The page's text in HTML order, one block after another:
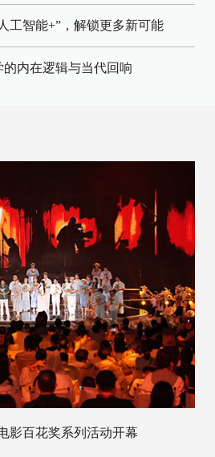
工智能+”，解锁更多新可能
内在逻辑与当代回响
影百花奖系列活动开幕